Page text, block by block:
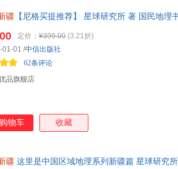
疆 【尼格买提推荐】 星球研究所 著 国民地
定价： ¥399.00 (3.21折)
品旗舰店
62条评论
01-01 /中信出版社
物车 收藏
疆 这里是中国区域地理系列新疆篇 星球研究